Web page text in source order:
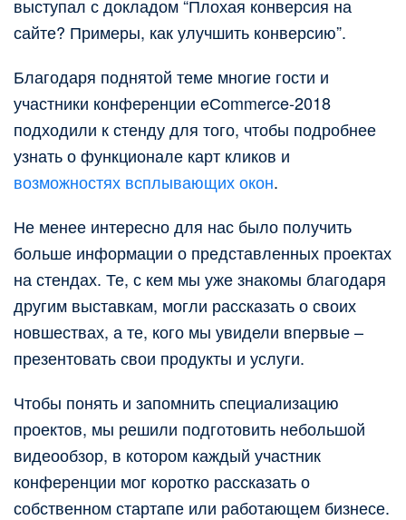
выступал с докладом “Плохая конверсия на
сайте? Примеры, как улучшить конверсию”.
Благодаря поднятой теме многие гости и
участники конференции eСommerce-2018
подходили к стенду для того, чтобы подробнее
узнать о функционале карт кликов и
возможностях всплывающих окон.
Не менее интересно для нас было получить
больше информации о представленных проектах
на стендах. Те, с кем мы уже знакомы благодаря
другим выставкам, могли рассказать о своих
новшествах, а те, кого мы увидели впервые –
презентовать свои продукты и услуги.
Чтобы понять и запомнить специализацию
проектов, мы решили подготовить небольшой
видеообзор, в котором каждый участник
конференции мог коротко рассказать о
собственном стартапе или работающем бизнесе.